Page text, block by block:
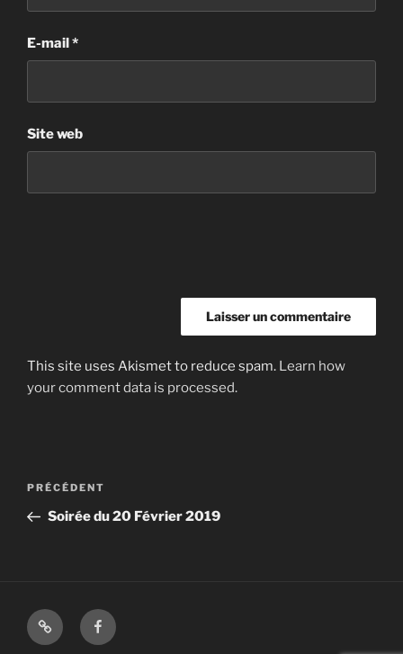
E-mail*
Site web
This site uses Akismet to reduce spam. Learn how
your comment data is processed.
Navigation
l’article
Article
précédent
PRÉCÉDENT
Soirée du 20 Février 2019
Shop Facebook